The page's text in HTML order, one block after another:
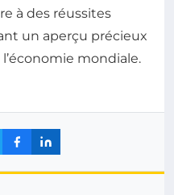
à des réussites
un aperçu précieux
mondiale.